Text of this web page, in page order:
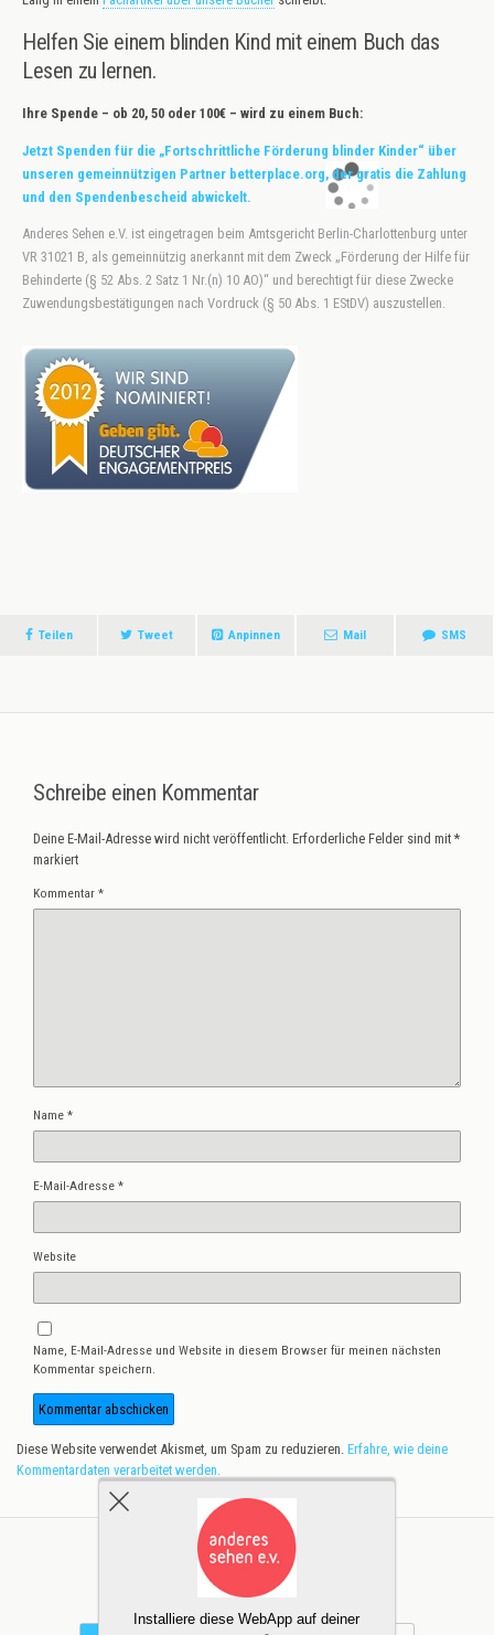
Helfen Sie einem blinden Kind mit einem Buch das
Lesen zu lernen.
Ihre Spende – ob 20, 50 oder 100€ – wird zu einem Buch:
Jetzt Spenden für die „Fortschrittliche Förderung blinder Kinder“ über
unseren gemeinnützigen Partner betterplace.org, der gratis die Zahlung
und den Spendenbescheid abwickelt.
Anderes Sehen e.V. ist eingetragen beim Amtsgericht Berlin-Charlottenburg unter
VR 31021 B, als gemeinnützig anerkannt mit dem Zweck „Förderung der Hilfe für
Behinderte (§ 52 Abs. 2 Satz 1 Nr.(n) 10 AO)“ und berechtigt für diese Zwecke
Zuwendungsbestätigungen nach Vordruck (§ 50 Abs. 1 EStDV) auszustellen.
Teilen Tweet Anpinnen Mail SMS
Schreibe einen Kommentar
Deine E-Mail-Adresse wird nicht veröffentlicht. Erforderliche Felder sind mit *
markiert
Kommentar *
Name *
E-Mail-Adresse *
Website
Name, E-Mail-Adresse und Website in diesem Browser für meinen nächsten
Kommentar speichern.
Diese Website verwendet Akismet, um Spam zu reduzieren. Erfahre, wie deine
Kommentardaten verarbeitet werden.
Zum Seitenanfang
Installiere diese WebApp auf deiner